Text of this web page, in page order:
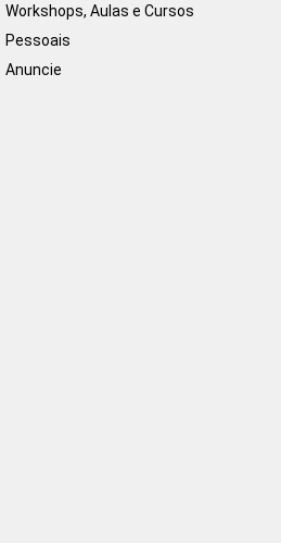
Workshops, Aulas e Cursos
Pessoais
Anuncie